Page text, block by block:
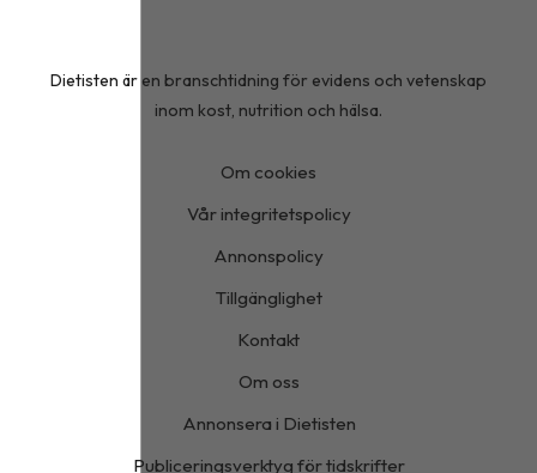
Dietisten är en branschtidning för evidens och vetenskap
inom kost, nutrition och hälsa.
Om cookies
Vår integritetspolicy
Annonspolicy
Tillgänglighet
Kontakt
Om oss
Annonsera i Dietisten
Publiceringsverktyg för tidskrifter